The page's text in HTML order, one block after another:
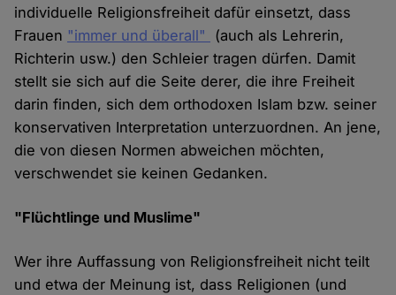
individuelle Religionsfreiheit dafür einsetzt, dass
Frauen "immer und überall"
(auch als Lehrerin,
Richterin usw.) den Schleier tragen dürfen. Damit
stellt sie sich auf die Seite derer, die ihre Freiheit
darin finden, sich dem orthodoxen Islam bzw. seiner
konservativen Interpretation unterzuordnen. An jene,
die von diesen Normen abweichen möchten,
verschwendet sie keinen Gedanken.
"Flüchtlinge und Muslime"
Wer ihre Auffassung von Religionsfreiheit nicht teilt
und etwa der Meinung ist, dass Religionen (und